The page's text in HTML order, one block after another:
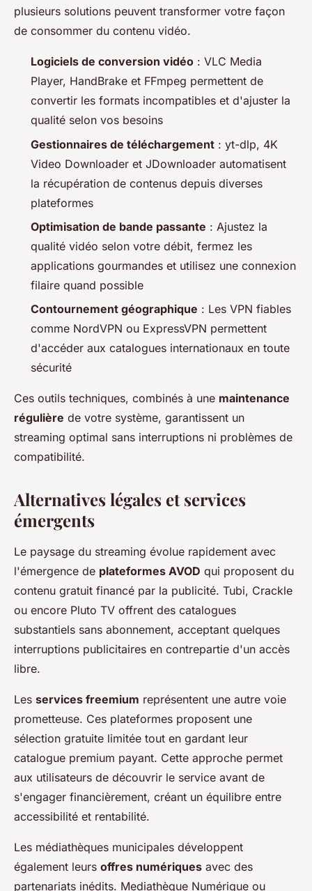
plusieurs solutions peuvent transformer votre façon
de consommer du contenu vidéo.
Logiciels de conversion vidéo : VLC Media
Player, HandBrake et FFmpeg permettent de
convertir les formats incompatibles et d'ajuster la
qualité selon vos besoins
Gestionnaires de téléchargement : yt-dlp, 4K
Video Downloader et JDownloader automatisent
la récupération de contenus depuis diverses
plateformes
Optimisation de bande passante : Ajustez la
qualité vidéo selon votre débit, fermez les
applications gourmandes et utilisez une connexion
filaire quand possible
Contournement géographique : Les VPN fiables
comme NordVPN ou ExpressVPN permettent
d'accéder aux catalogues internationaux en toute
sécurité
Ces outils techniques, combinés à une maintenance
régulière de votre système, garantissent un
streaming optimal sans interruptions ni problèmes de
compatibilité.
Alternatives légales et services
émergents
Le paysage du streaming évolue rapidement avec
l'émergence de plateformes AVOD qui proposent du
contenu gratuit financé par la publicité. Tubi, Crackle
ou encore Pluto TV offrent des catalogues
substantiels sans abonnement, acceptant quelques
interruptions publicitaires en contrepartie d'un accès
libre.
Les services freemium représentent une autre voie
prometteuse. Ces plateformes proposent une
sélection gratuite limitée tout en gardant leur
catalogue premium payant. Cette approche permet
aux utilisateurs de découvrir le service avant de
s'engager financièrement, créant un équilibre entre
accessibilité et rentabilité.
Les médiathèques municipales développent
également leurs offres numériques avec des
partenariats inédits. Mediathèque Numérique ou